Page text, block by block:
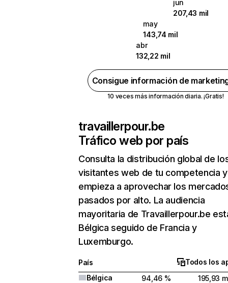
jun
207,43 mil
may
143,74 mil
abr
132,22 mil
Consigue información de
10 veces más información diaria. ¡Gratis!
travaillerpour.be
Tráfico web por país
Consulta la distribución global de
visitantes web de tu competencia y
empieza a aprovechar los
pasados por alto. La audiencia
mayoritaria de Travaillerpour.be
Bélgica seguido de Francia y
Luxemburgo.
País
Todos los
Bélgica
94,46 %
195,93